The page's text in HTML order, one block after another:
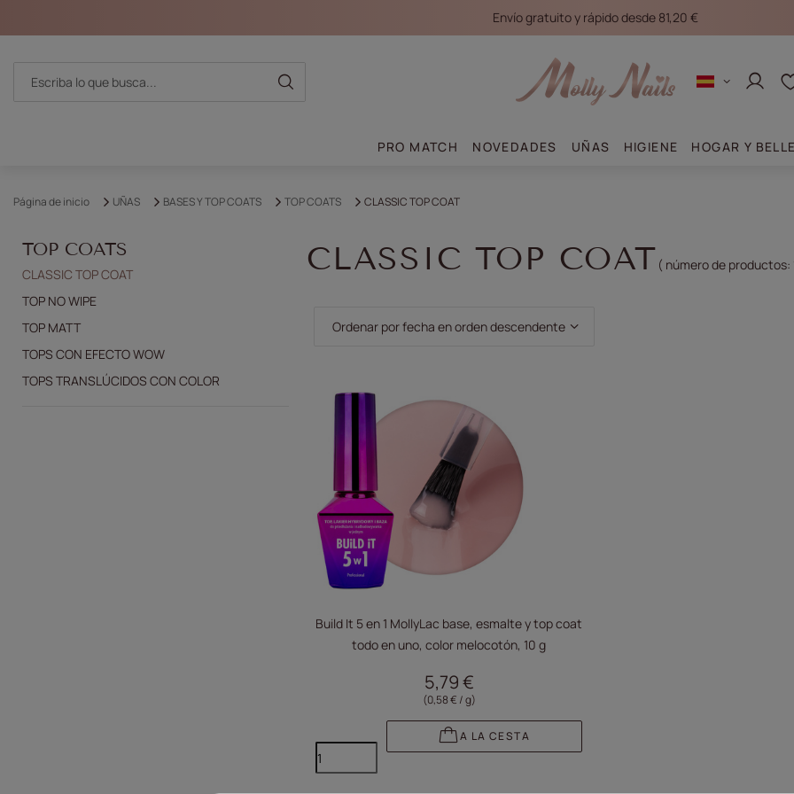
Envío gratuito y rápido desde 81,20 €
PRO MATCH NOVEDADES UÑAS HIGIENE HOGAR Y
Página de inicio UÑAS BASES Y TOP COATS TOP COATS CLASSIC TOP COAT
TOP COATS
CLASSIC TOP COAT
TOP NO WIPE
TOP MATT
TOPS CON EFECTO WOW
TOPS TRANSLÚCIDOS CON COLOR
CLASSIC TOP COAT ( número de productos:
Cambiar la clasificación
Ordenar por fecha en orden descendente
Build It 5 en 1 MollyLac base, esmalte y top coat
todo en uno, color melocotón, 10 g
5,79 €
(0,58 € / g)
A LA CESTA